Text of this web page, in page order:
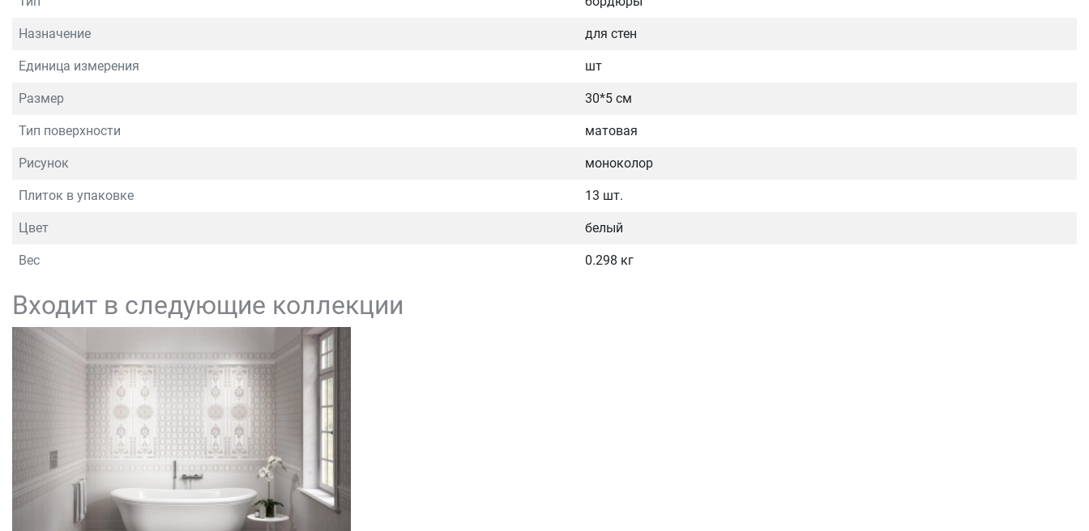
Назначение для стен
Единица измерения шт
Размер 30*5 см
Тип поверхности матовая
Рисунок моноколор
Плиток в упаковке 13 шт.
Цвет белый
Вес 0.298 кг
Входит в следующие коллекции